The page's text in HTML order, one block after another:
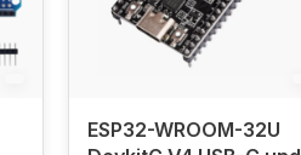
ESP32-WROOM-32U